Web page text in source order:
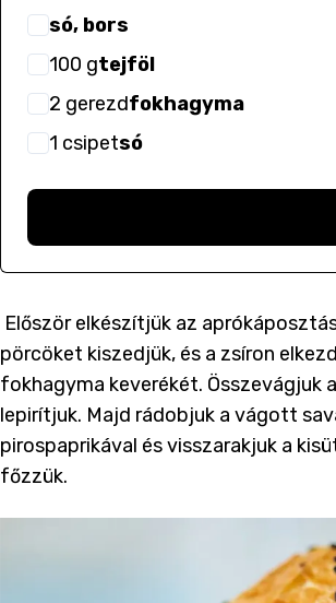
só, bors
100 gtejföl
2 gerezdfokhagyma
1 csipetsó
Először elkészítjük az
pörcöket kiszedjük, és a zsíron
fokhagyma keverékét. Összevágjuk
lepirítjuk. Majd rádobjuk a vágott
pirospaprikával és visszarakjuk a
főzzük.